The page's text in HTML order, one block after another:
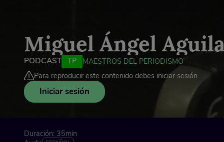
Miguel Ángel
PODCAST TP
MAESTROS DEL PERIODISMO
Para reproducir este contenido debes iniciar sesión
Iniciar sesión
Duración: 35min